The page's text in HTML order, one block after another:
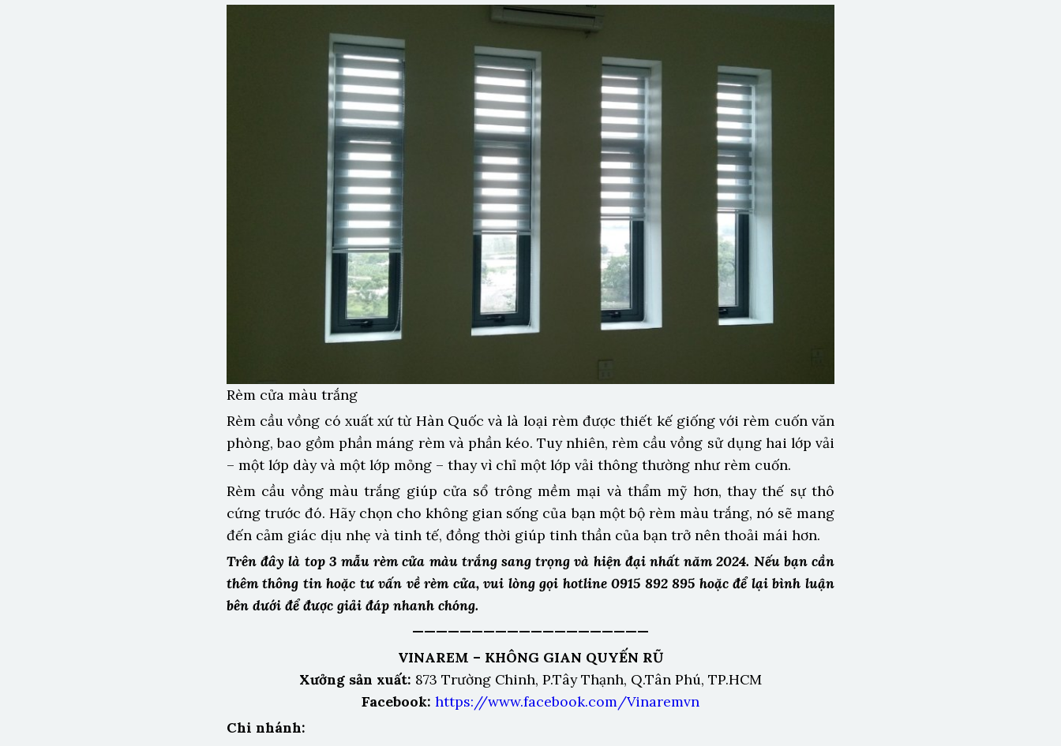
Rèm cửa màu trắng
Rèm cầu vồng có xuất xứ từ Hàn Quốc và là loại rèm được thiết kế giống với rèm cuốn văn
phòng, bao gồm phần máng rèm và phần kéo. Tuy nhiên, rèm cầu vồng sử dụng hai lớp vải
– một lớp dày và một lớp mỏng – thay vì chỉ một lớp vải thông thường như rèm cuốn.
Rèm cầu vồng màu trắng giúp cửa sổ trông mềm mại và thẩm mỹ hơn, thay thế sự thô
cứng trước đó. Hãy chọn cho không gian sống của bạn một bộ rèm màu trắng, nó sẽ mang
đến cảm giác dịu nhẹ và tinh tế, đồng thời giúp tinh thần của bạn trở nên thoải mái hơn.
Trên đây là top 3 mẫu rèm cửa màu trắng sang trọng và hiện đại nhất năm 2024. Nếu bạn cần
thêm thông tin hoặc tư vấn về rèm cửa, vui lòng gọi hotline 0915 892 895 hoặc để lại bình luận
bên dưới để được giải đáp nhanh chóng.
————————————————————
VINAREM – KHÔNG GIAN QUYẾN RŨ
Xưởng sản xuất: 873 Trường Chinh, P.Tây Thạnh, Q.Tân Phú, TP.HCM
Facebook: https://www.facebook.com/Vinaremvn
Chi nhánh: